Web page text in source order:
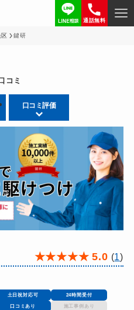
通話無料
区 鍵研
コミ
口コミ評価
★★★★★ 5.0 (1)
土日祝対応可 24時間受付
口コミあり 施工事例あり